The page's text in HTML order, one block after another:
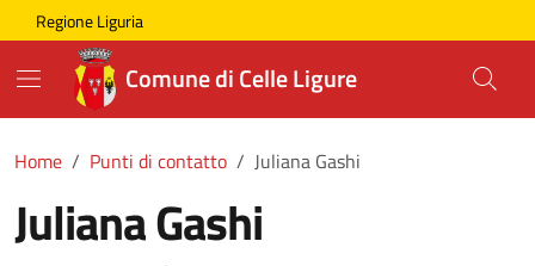
Skip to main content
Comune di Celle Ligure
Regione Liguria
Comune di Celle Ligure
Home Punti di contatto Juliana Gashi
Juliana Gashi